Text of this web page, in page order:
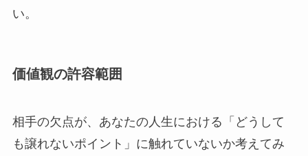
い。
価値観の許容範囲
相手の欠点が、あなたの人生における「どうして
も譲れないポイント」に触れていないか考えてみ